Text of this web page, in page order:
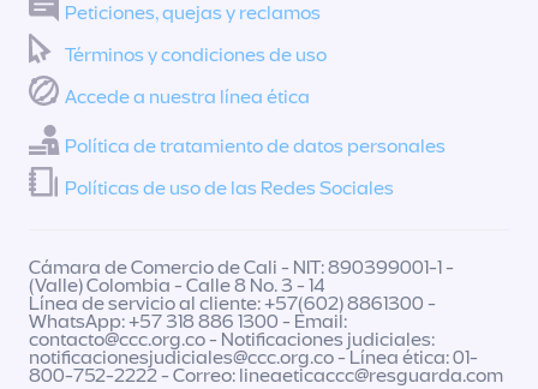
Peticiones, quejas y reclamos
Términos y condiciones de uso
Accede a nuestra línea ética
Política de tratamiento de datos personales
Políticas de uso de las Redes Sociales
Cámara de Comercio de Cali - NIT: 890399001-1 -
(Valle) Colombia - Calle 8 No. 3 - 14
Línea de servicio al cliente: +57(602) 8861300 -
WhatsApp: +57 318 886 1300 - Email:
contacto@ccc.org.co- Notificaciones judiciales:
notificacionesjudiciales@ccc.org.co- Línea ética: 01-
800-752-2222 - Correo: lineaeticaccc@resguarda.com